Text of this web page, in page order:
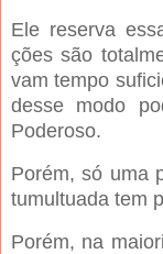
Ele reserva
ções são
vam tempo
desse modo
Poderoso.
Porém, só uma
tumultuada tem
Porém, na